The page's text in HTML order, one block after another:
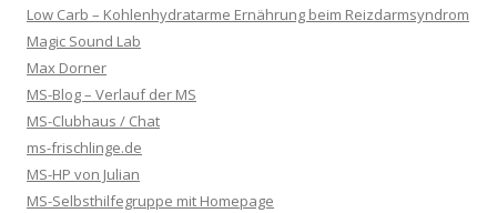
Low Carb – Kohlenhydratarme Ernährung beim Reizdarmsyndrom
Magic Sound Lab
Max Dorner
MS-Blog – Verlauf der MS
MS-Clubhaus / Chat
ms-frischlinge.de
MS-HP von Julian
MS-Selbsthilfegruppe mit Homepage